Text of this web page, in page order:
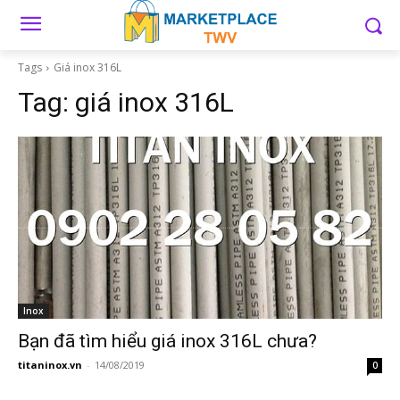
Tags Giá inox 316L
Tag: giá inox 316L
Inox
Bạn đã tìm hiểu giá inox 316L chưa?
titaninox.vn - 14/08/2019 0